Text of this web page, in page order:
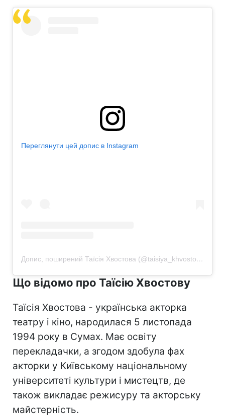
Переглянути цей допис в Instagram
Допис, поширений Таїсія Хвостова (@taisiya_khvostova)
Що відомо про Таїсію Хвостову
Таїсія Хвостова - українська акторка
театру і кіно, народилася 5 листопада
1994 року в Сумах. Має освіту
перекладачки, а згодом здобула фах
акторки у Київському національному
університеті культури і мистецтв, де
також викладає режисуру та акторську
майстерність.